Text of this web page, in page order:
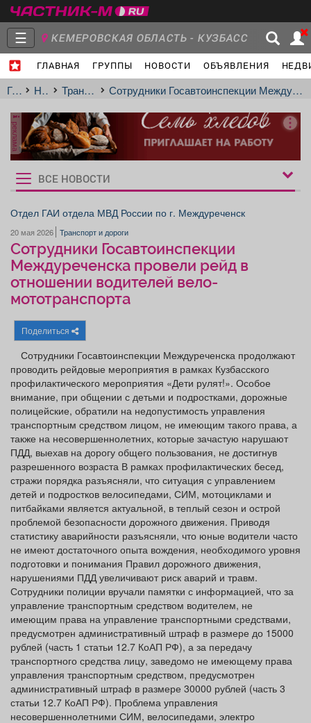
☰ КЕМЕРОВСКАЯ ОБЛАСТЬ - КУЗБАСС
ГЛАВНАЯ ГРУППЫ НОВОСТИ ОБЪЯВЛЕНИЯ
Главная
Группы
Объявления Недвижимость Услуги
Работа
Афиша
Товары Поздравления Погода
ТВ программа Я - пенсионер
ГлавнаяНовостиТранспорт и дороги Сотрудники Госавтоинспекции Междуреченска провели рейд в отношении водителей вело-мототранспорта
реклама
Рукбрики
новостей
ВСЕ НОВОСТИ
Отдел ГАИ отдела МВД России по г. Междуреченск
20 мая 2026 Транспорт и дороги
Сотрудники Госавтоинспекции
Междуреченска провели рейд в
отношении водителей вело-
мототранспорта
Поделиться
Сотрудники Госавтоинспекции Междуреченска продолжают
проводить рейдовые мероприятия в рамках Кузбасского
профилактического мероприятия «Дети рулят!». Особое
внимание, при общении с детьми и подростками, дорожные
полицейские, обратили на недопустимость управления
транспортным средством лицом, не имеющим такого права, а
также на несовершеннолетних, которые зачастую нарушают
ПДД, выехав на дорогу общего пользования, не достигнув
разрешенного возраста В рамках профилактических бесед,
стражи порядка разъясняли, что ситуация с управлением
детей и подростков велосипедами, СИМ, мотоциклами и
питбайками является актуальной, в теплый сезон и острой
проблемой безопасности дорожного движения. Приводя
статистику аварийности разъясняли, что юные водители часто
не имеют достаточного опыта вождения, необходимого уровня
подготовки и понимания Правил дорожного движения,
нарушениями ПДД увеличивают риск аварий и травм.
Сотрудники полиции вручали памятки с информацией, что за
управление транспортным средством водителем, не
имеющим права на управление транспортными средствами,
предусмотрен административный штраф в размере до 15000
рублей (часть 1 статьи 12.7 КоАП РФ), а за передачу
транспортного средства лицу, заведомо не имеющему права
управления транспортным средством, предусмотрен
административный штраф в размере 30000 рублей (часть 3
статьи 12.7 КоАП РФ). Проблема управления
несовершеннолетними СИМ, велосипедами, электро